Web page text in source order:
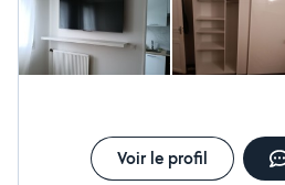
Voir le profil